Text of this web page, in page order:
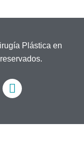
Plástica en